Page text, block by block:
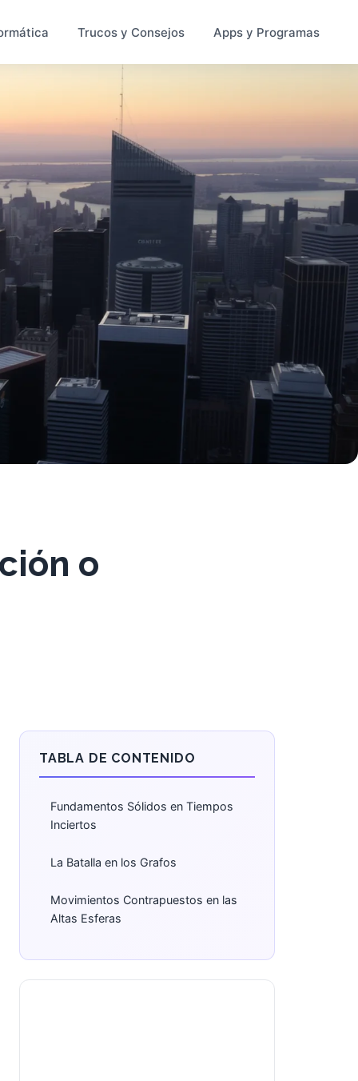
Trucos y Consejos Apps y Programas
o
TABLA DE CONTENIDO
Fundamentos Sólidos en Tiempos
Inciertos
La Batalla en los Grafos
Movimientos Contrapuestos en las
Altas Esferas